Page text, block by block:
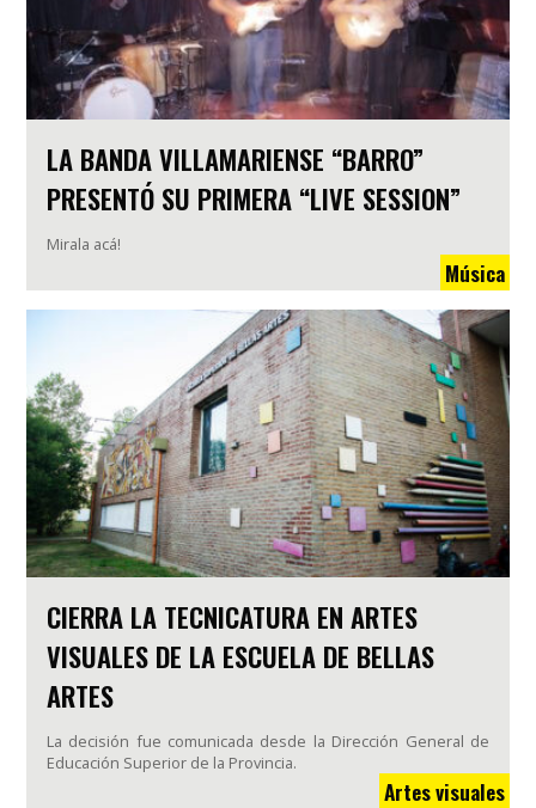
LA BANDA VILLAMARIENSE “BARRO”
PRESENTÓ SU PRIMERA “LIVE SESSION”
Mirala acá!
Música
CIERRA LA TECNICATURA EN ARTES
VISUALES DE LA ESCUELA DE BELLAS
ARTES
La decisión fue comunicada desde la Dirección General de
Educación Superior de la Provincia.
Artes visuales